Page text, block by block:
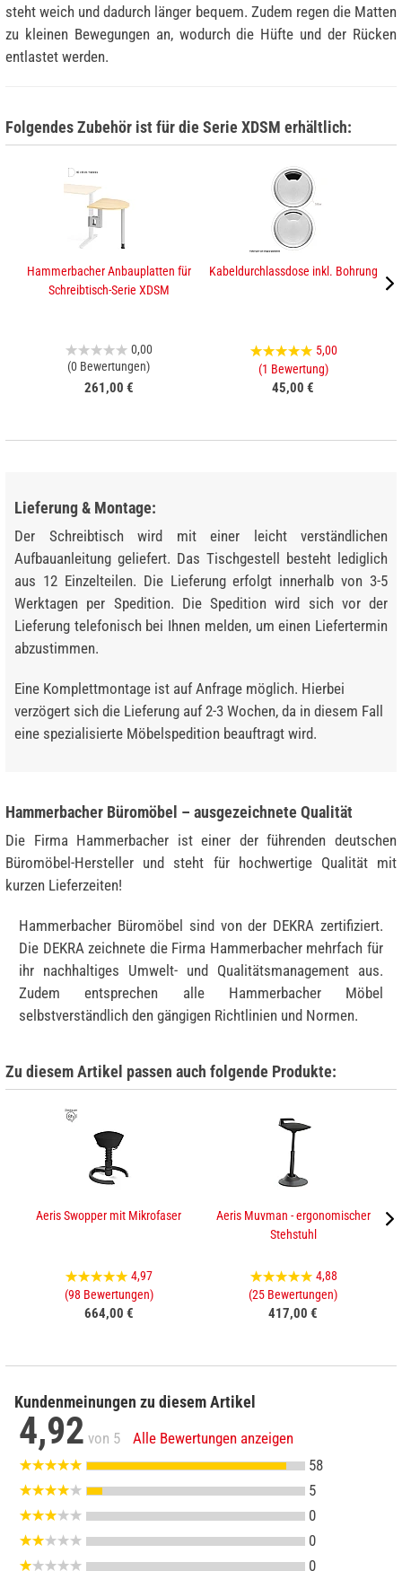
steht weich und dadurch länger bequem. Zudem regen die Matten
zu kleinen Bewegungen an, wodurch die Hüfte und der Rücken
entlastet werden.
Folgendes Zubehör ist für die Serie XDSM erhältlich:
Hammerbacher Anbauplatten für
Schreibtisch-Serie XDSM
0,00
(0 Bewertungen)
261,00 €
Kabeldurchlassdose inkl. Bohrung
5,00
(1 Bewertung)
45,00 €
Lieferung & Montage:
Der Schreibtisch wird mit einer leicht verständlichen
Aufbauanleitung geliefert. Das Tischgestell besteht lediglich
aus 12 Einzelteilen. Die Lieferung erfolgt innerhalb von 3-5
Werktagen per Spedition. Die Spedition wird sich vor der
Lieferung telefonisch bei Ihnen melden, um einen Liefertermin
abzustimmen.
Eine Komplettmontage ist auf Anfrage möglich. Hierbei
verzögert sich die Lieferung auf 2-3 Wochen, da in diesem Fall
eine spezialisierte Möbelspedition beauftragt wird.
Hammerbacher Büromöbel – ausgezeichnete Qualität
Die Firma Hammerbacher ist einer der führenden deutschen
Büromöbel-Hersteller und steht für hochwertige Qualität mit
kurzen Lieferzeiten!
Hammerbacher Büromöbel sind von der DEKRA zertifiziert.
Die DEKRA zeichnete die Firma Hammerbacher mehrfach für
ihr nachhaltiges Umwelt- und Qualitätsmanagement aus.
Zudem entsprechen alle Hammerbacher Möbel
selbstverständlich den gängigen Richtlinien und Normen.
Zu diesem Artikel passen auch folgende Produkte:
Aeris Swopper mit Mikrofaser
4,97
(98 Bewertungen)
664,00 €
Aeris Muvman - ergonomischer
Stehstuhl
4,88
(25 Bewertungen)
417,00 €
Kundenmeinungen zu diesem Artikel
4,92 von 5
Alle Bewertungen anzeigen
58
5
0
0
0